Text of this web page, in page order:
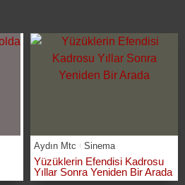
Aydın Mtc Sinema
Yüzüklerin Efendisi Kadrosu
Yıllar Sonra Yeniden Bir Arada